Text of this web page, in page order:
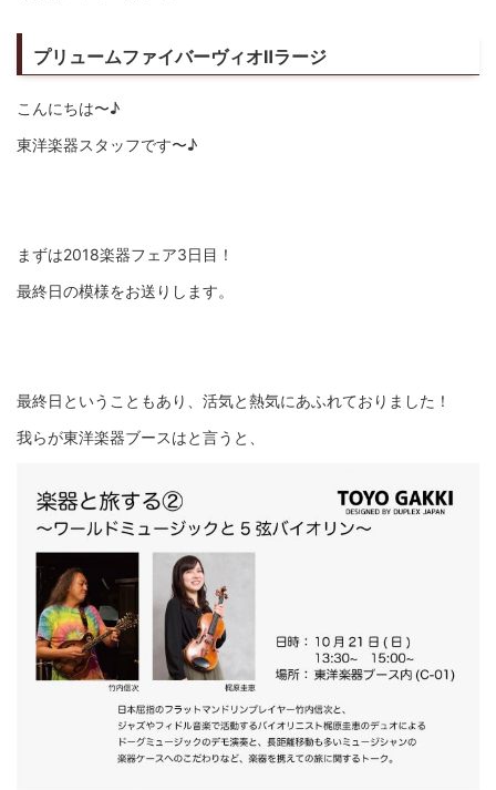
プリュームファイバーヴィオⅡラージ
こんにちは〜♪
東洋楽器スタッフです〜♪
まずは2018楽器フェア3日目！
最終日の模様をお送りします。
最終日ということもあり、活気と熱気にあふれておりました！
我らが東洋楽器ブースはと言うと、